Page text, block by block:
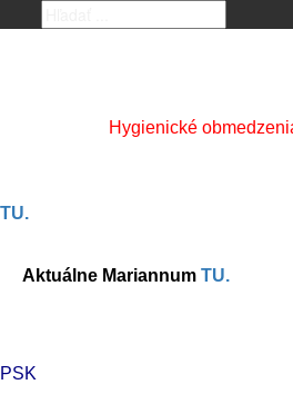
Hygienické
TU.
Aktuálne Mariannum TU.
PSK